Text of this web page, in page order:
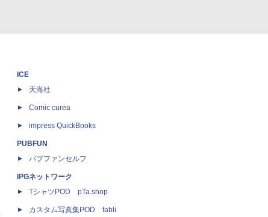
ICE
天海社
Comic curea
impress QuickBooks
PUBFUN
パブファンセルフ
IPGネットワーク
TシャツPOD pTa.shop
カスタム写真集POD fabli